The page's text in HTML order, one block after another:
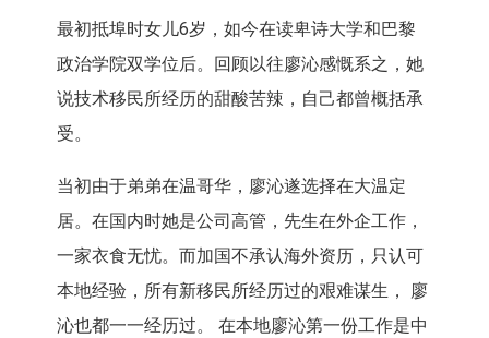
最初抵埠时女儿6岁，如今在读卑诗大学和巴黎
政治学院双学位后。回顾以往廖沁感慨系之，她
说技术移民所经历的甜酸苦辣，自己都曾概括承
受。
当初由于弟弟在温哥华，廖沁遂选择在大温定
居。在国内时她是公司高管，先生在外企工作，
一家衣食无忧。而加国不承认海外资历，只认可
本地经验，所有新移民所经历过的艰难谋生， 廖
沁也都一一经历过。 在本地廖沁第一份工作是中